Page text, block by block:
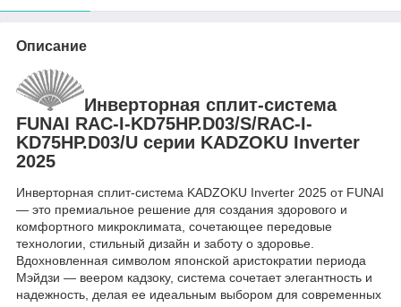
Описание
Инверторная сплит-система
FUNAI RAC-I-KD75HP.D03/S/RAC-I-
KD75HP.D03/U серии KADZOKU Inverter
2025
Инверторная сплит-система KADZOKU Inverter 2025 от FUNAI
— это премиальное решение для создания здорового и
комфортного микроклимата, сочетающее передовые
технологии, стильный дизайн и заботу о здоровье.
Вдохновленная символом японской аристократии периода
Мэйдзи — веером кадзоку, система сочетает элегантность и
надежность, делая ее идеальным выбором для современных